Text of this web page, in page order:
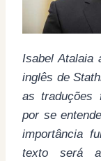
Isabel Atalaia
inglês de
as traduções
por se
importância
texto será